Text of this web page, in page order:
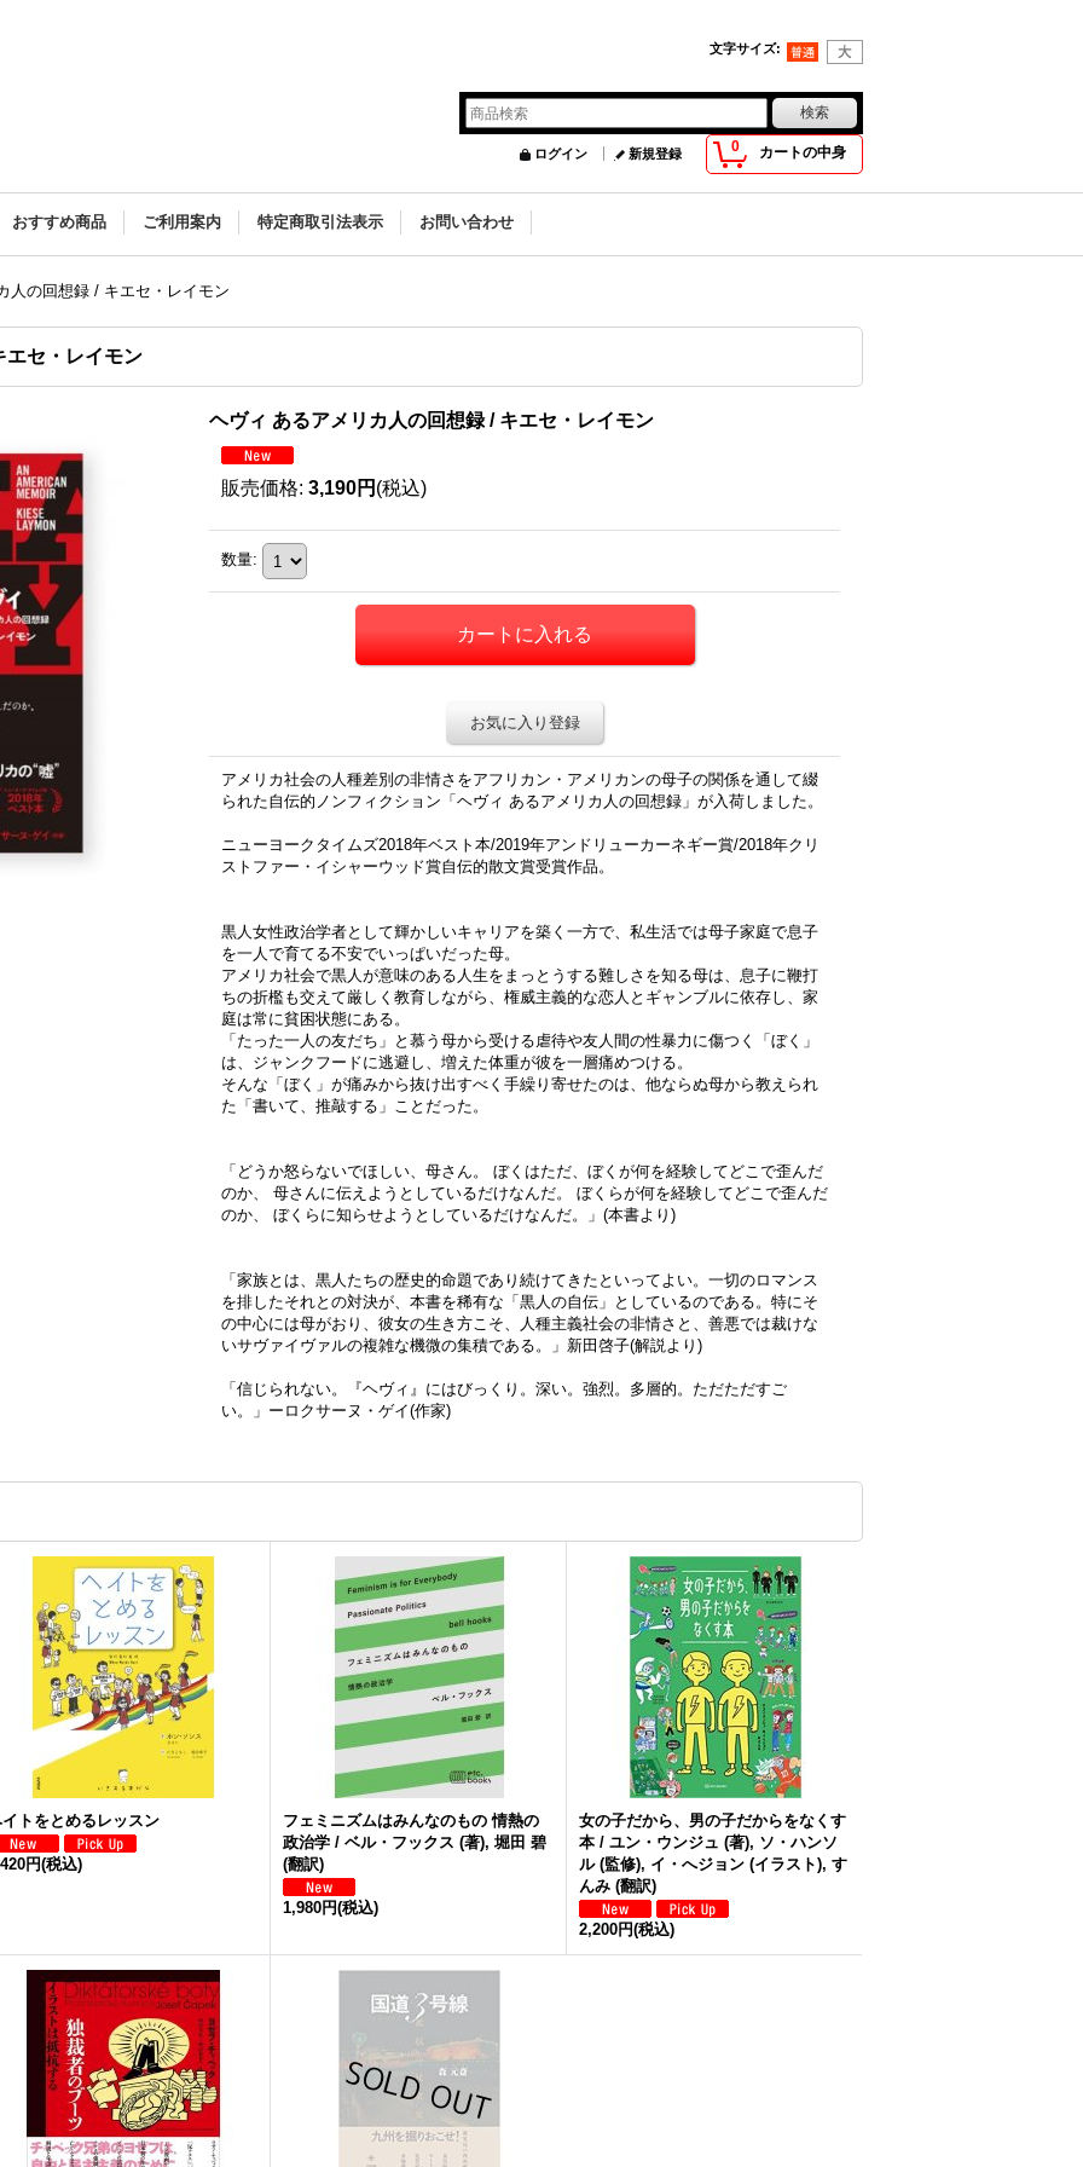
文字サイズ:
0 カートの中身
ログイン 新規登録
おすすめ商品 ご利用案内 特定商取引法表示 お問い合わせ
人の回想録 / キエセ・レイモン
エセ・レイモン
ヘヴィ あるアメリカ人の回想録 / キエセ・レイモン
販売価格: 3,190円 (税込)
数量:
お気に入り登録
アメリカ社会の人種差別の非情さをアフリカン・アメリカンの母子の関係を通して綴
られた自伝的ノンフィクション「ヘヴィ あるアメリカ人の回想録」が入荷しました。
ニューヨークタイムズ2018年ベスト本/2019年アンドリューカーネギー賞/2018年クリ
ストファー・イシャーウッド賞自伝的散文賞受賞作品。
黒人女性政治学者として輝かしいキャリアを築く一方で、私生活では母子家庭で息子
を一人で育てる不安でいっぱいだった母。
アメリカ社会で黒人が意味のある人生をまっとうする難しさを知る母は、息子に鞭打
ちの折檻も交えて厳しく教育しながら、権威主義的な恋人とギャンブルに依存し、家
庭は常に貧困状態にある。
「たった一人の友だち」と慕う母から受ける虐待や友人間の性暴力に傷つく「ぼく」
は、ジャンクフードに逃避し、増えた体重が彼を一層痛めつける。
そんな「ぼく」が痛みから抜け出すべく手繰り寄せたのは、他ならぬ母から教えられ
た「書いて、推敲する」ことだった。
「どうか怒らないでほしい、母さん。 ぼくはただ、ぼくが何を経験してどこで歪んだ
のか、 母さんに伝えようとしているだけなんだ。 ぼくらが何を経験してどこで歪んだ
のか、 ぼくらに知らせようとしているだけなんだ。」(本書より)
「家族とは、黒人たちの歴史的命題であり続けてきたといってよい。一切のロマンス
を排したそれとの対決が、本書を稀有な「黒人の自伝」としているのである。特にそ
の中心には母がおり、彼女の生き方こそ、人種主義社会の非情さと、善悪では裁けな
いサヴァイヴァルの複雑な機微の集積である。」新田啓子(解説より)
「信じられない。『ヘヴィ』にはびっくり。深い。強烈。多層的。ただただすご
い。」ーロクサーヌ・ゲイ(作家)
トをとめるレッスン
円(税込)
フェミニズムはみんなのもの 情熱の
政治学 / ベル・フックス (著), 堀田 碧
(翻訳)
1,980円(税込)
女の子だから、男の子だからをなくす
本 / ユン・ウンジュ (著), ソ・ハンソ
ル (監修), イ・へジョン (イラスト), す
んみ (翻訳)
2,200円(税込)